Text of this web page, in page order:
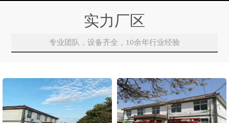
实力厂区
专业团队，设备齐全，10余年行业经验